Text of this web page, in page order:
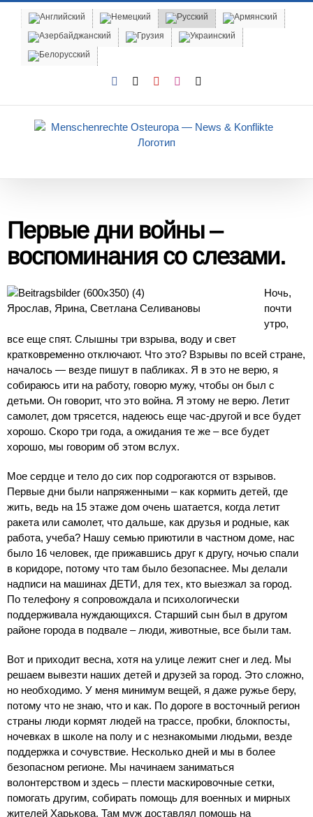
content
Facebook YouTubeInstagram
Первые дни войны –
воспоминания со слезами.
Ярослав, Ярина, Светлана Селивановы
Ночь,
почти
утро,
все еще спят. Слышны три взрыва, воду и свет
кратковременно отключают. Что это? Взрывы по всей стране,
началось — везде пишут в пабликах. Я в это не верю, я
собираюсь ити на работу, говорю мужу, чтобы он был с
детьми. Он говорит, что это война. Я этому не верю. Летит
самолет, дом трясется, надеюсь еще час-другой и все будет
хорошо. Скоро три года, а ожидания те же – все будет
хорошо, мы говорим об этом вслух.
Мое сердце и тело до сих пор содрогаются от взрывов.
Первые дни были напряженными – как кормить детей, где
жить, ведь на 15 этаже дом очень шатается, когда летит
ракета или самолет, что дальше, как друзья и родные, как
работа, учеба? Нашу семью приютили в частном доме, нас
было 16 человек, где прижавшись друг к другу, ночью спали
в коридоре, потому что там было безопаснее. Мы делали
надписи на машинах ДЕТИ, для тех, кто выезжал за город.
По телефону я сопровождала и психологически
поддерживала нуждающихся. Старший сын был в другом
районе города в подвале – люди, животные, все были там.
Вот и приходит весна, хотя на улице лежит снег и лед. Мы
решаем вывезти наших детей и друзей за город. Это сложно,
но необходимо. У меня минимум вещей, я даже ружье беру,
потому что не знаю, что и как. По дороге в восточный регион
страны люди кормят людей на трассе, пробки, блокпосты,
ночевках в школе на полу и с незнакомыми людьми, везде
поддержка и сочувствие. Несколько дней и мы в более
безопасном регионе. Мы начинаем заниматься
волонтерством и здесь – плести маскировочные сетки,
помогать другим, собирать помощь для военных и мирных
жителей Харькова. Там муж доставлял помощь на